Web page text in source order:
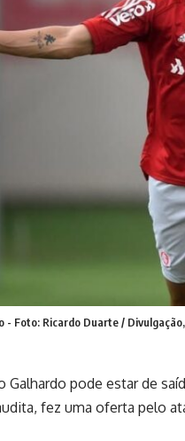
- Foto: Ricardo Duarte /
Galhardo pode estar de
fez uma oferta pelo